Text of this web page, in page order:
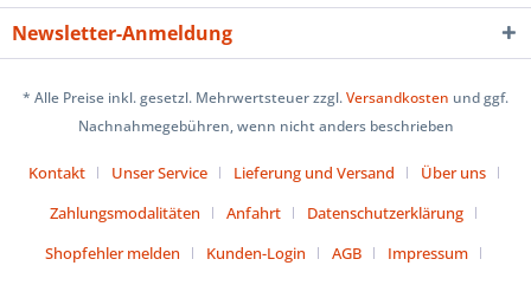
Newsletter-Anmeldung
* Alle Preise inkl. gesetzl. Mehrwertsteuer zzgl.Versandkosten und ggf.
Nachnahmegebühren, wenn nicht anders beschrieben
Kontakt Unser Service Lieferung und Versand
Über uns
Zahlungsmodalitäten
Anfahrt
Datenschutzerklärung
Shopfehler melden
Kunden-Login AGB
Impressum